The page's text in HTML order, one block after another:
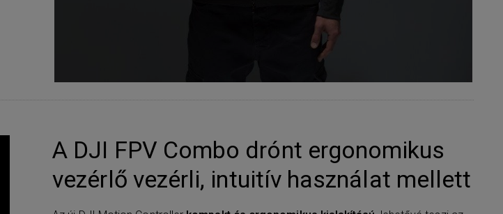
A DJI FPV Combo drónt ergonomikus
vezérlő vezérli, intuitív használat mellett